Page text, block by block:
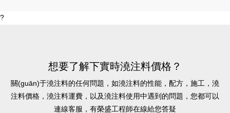
?
想要了解下實時澆注料價格？
關(guān)于澆注料的任何問題，如澆注料的性能，配方，施工，澆
注料價格，澆注料運費，以及澆注料使用中遇到的問題，您都可以
連線客服，有榮盛工程師在線給您答疑